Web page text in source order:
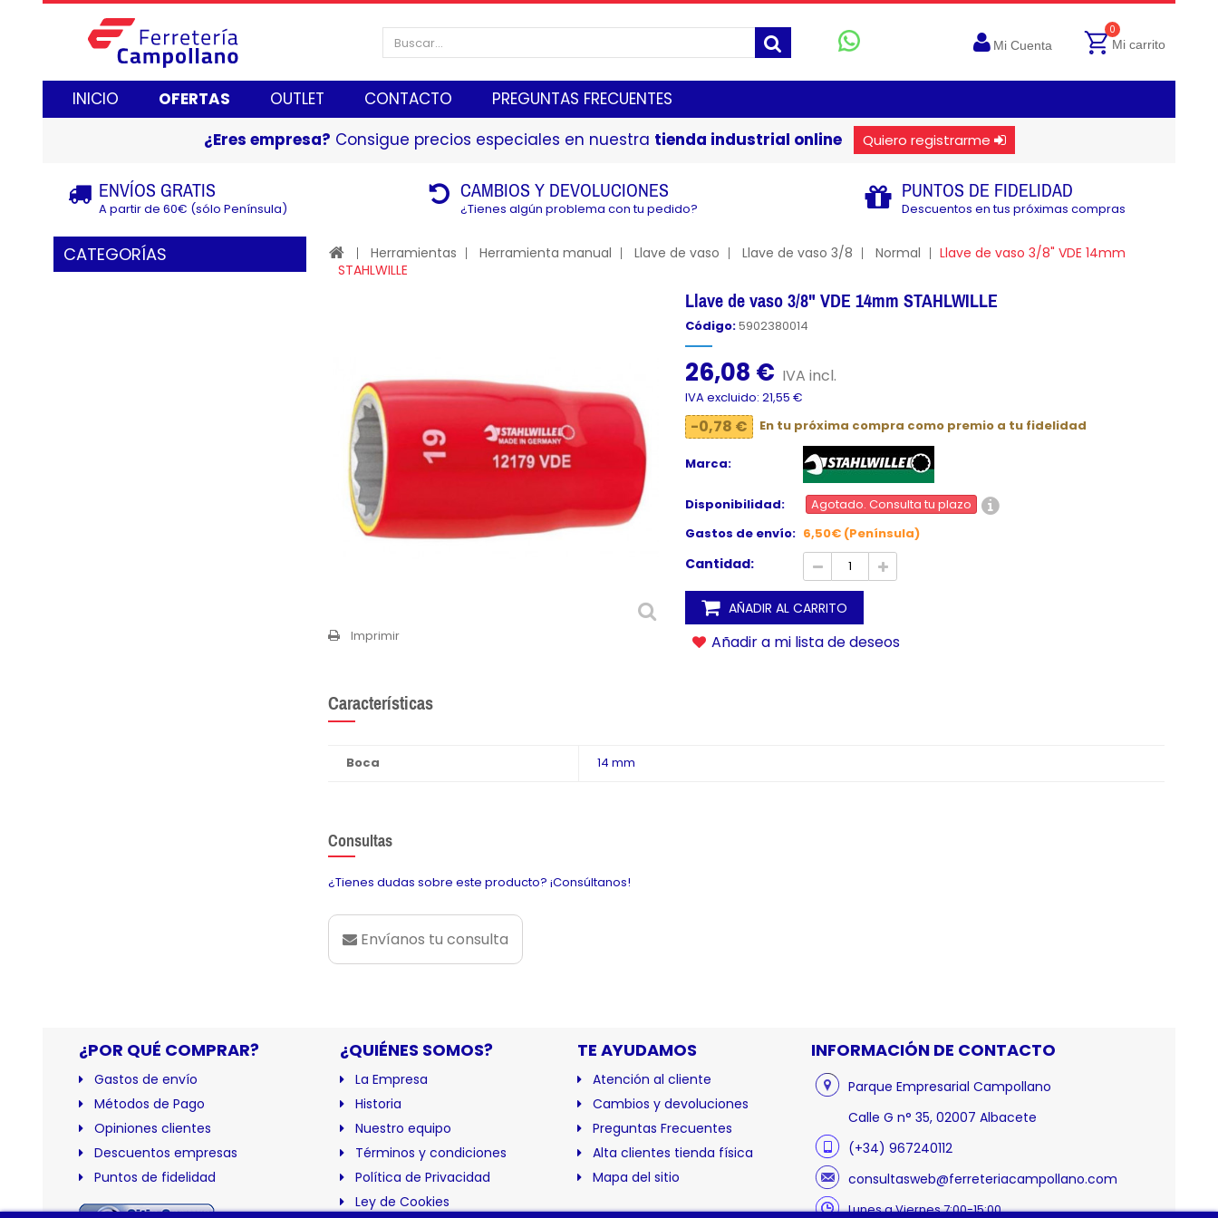
INICIO OFERTAS OUTLET CONTACTO PREGUNTAS FRECUENTES
Mi Cuenta
0
Mi carrito
¿Eres empresa? Consigue precios especiales en nuestra tienda industrial online Quiero registrarme
ENVÍOS GRATIS
A partir de 60€ (sólo Península)
CAMBIOS Y DEVOLUCIONES
¿Tienes algún problema con tu pedido?
PUNTOS DE FIDELIDAD
Descuentos en tus próximas compras
CATEGORÍAS Herramientas Herramienta manual Llave de vaso Llave de vaso 3/8 Normal
Llave de vaso 3/8" VDE 14mm
STAHLWILLE
Imprimir
Llave de vaso 3/8" VDE 14mm STAHLWILLE
Código:5902380014
26,08 € IVA incl.
IVA excluido: 21,55 €
-0,78 € En tu próxima compra como premio a tu fidelidad
Marca:
Disponibilidad:
Agotado. Consulta tu plazo
Gastos de envío: 6,50€ (Península)
Cantidad:
AÑADIR AL CARRITO
Añadir a mi lista de deseos
Características
Boca 14 mm
Consultas
¿Tienes dudas sobre este producto? ¡Consúltanos!
Envíanos tu consulta
¿POR QUÉ COMPRAR?
Gastos de envío
Métodos de Pago
Opiniones clientes
Descuentos empresas
Puntos de fidelidad
¿QUIÉNES SOMOS?
La Empresa
Historia
Nuestro equipo
Términos y condiciones
Política de Privacidad
Ley de Cookies
TE AYUDAMOS
Atención al cliente
Cambios y devoluciones
Preguntas Frecuentes
Alta clientes tienda física
Mapa del sitio
INFORMACIÓN DE CONTACTO
Parque Empresarial Campollano
Calle G n° 35, 02007 Albacete
(+34) 967240112
consultasweb@ferreteriacampollano.com
Lunes a Viernes 7:00-15:00